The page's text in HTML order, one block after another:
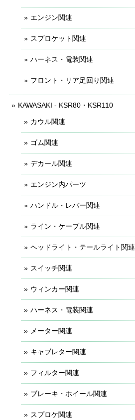
エンジン関連
スプロケット関連
ハーネス・電装関連
フロント・リア足回り関連
KAWASAKI - KSR80・KSR110
カウル関連
ゴム関連
デカール関連
エンジン内パーツ
ハンドル・レバー関連
ライン・ケーブル関連
ヘッドライト・テールライト関連
スイッチ関連
ウィンカー関連
ハーネス・電装関連
メーター関連
キャブレター関連
フィルター関連
ブレーキ・ホイール関連
スプロケ関連